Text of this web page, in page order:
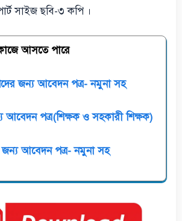
সাইজ ছবি-৩ কপি ।
আসতে পারে
জন্য আবেদন পত্র- নমুনা সহ
আবেদন পত্র(শিক্ষক ও সহকারী শিক্ষক)
জন্য আবেদন পত্র- নমুনা সহ